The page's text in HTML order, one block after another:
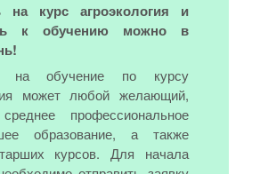
на курс агроэкология и
к обучению можно в
на обучение по курсу
может любой желающий,
профессиональное
образование, а также
курсов. Для начала